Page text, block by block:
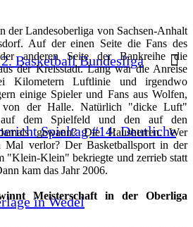
Basketball Bundesliga
Spieltag #14: Deutliche
in Wedel
der Landesoberliga von Sachsen-Anhalt
Auf der einen Seite die Fans des
anderen Seite der Bankreihe die
der Kreisstadt. Lang war die Anreise
Kilometern Luftlinie und irgendwo
einige Spieler und Fans aus Wolfen,
der Halle. Natürlich "dicke Luft"
dem Spielfeld und den auf den
gewann? Die Hausherren. Wer
Mal verlor? Der Basketballsport in der
"Klein-Klein" bekriegte und zerrieb statt
kam das Jahr 2006.
Meisterschaft in der Oberliga